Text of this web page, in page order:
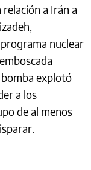
a Irán a
nuclear
bomba explotó
a los
de al menos